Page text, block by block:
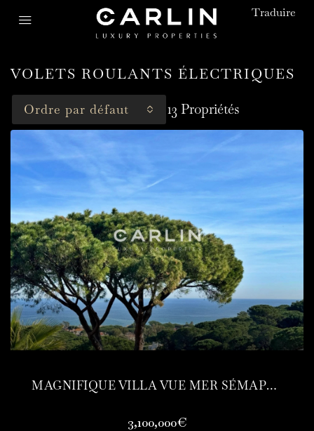
VOLETS ROULANTS ÉLECTRIQUES
13 Propriétés
Ordre par défaut
MAGNIFIQUE VILLA VUE MER SÉMAPHORE
3,100,000€
Traduire